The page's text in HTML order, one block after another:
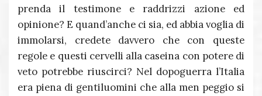
prenda il testimone e raddrizzi azione ed
opinione? E quand’anche ci sia, ed abbia voglia di
immolarsi, credete davvero che con queste
regole e questi cervelli alla caseina con potere di
veto potrebbe riuscirci? Nel dopoguerra l’Italia
era piena di gentiluomini che alla men peggio si